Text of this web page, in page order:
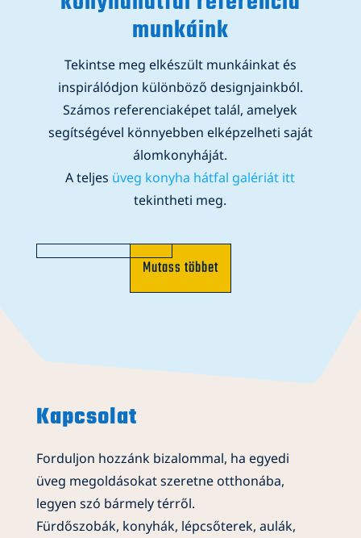
munkáink
Tekintse meg elkészült munkáinkat és
inspirálódjon különböző designjainkból.
Számos referenciaképet talál, amelyek
segítségével könnyebben elképzelheti saját
álomkonyháját.
A teljes üveg konyha hátfal galériát itt
tekintheti meg.
Mutass többet
Kapcsolat
Forduljon hozzánk bizalommal, ha egyedi
üveg megoldásokat szeretne otthonába,
legyen szó bármely térről.
Fürdőszobák, konyhák, lépcsőterek, aulák,